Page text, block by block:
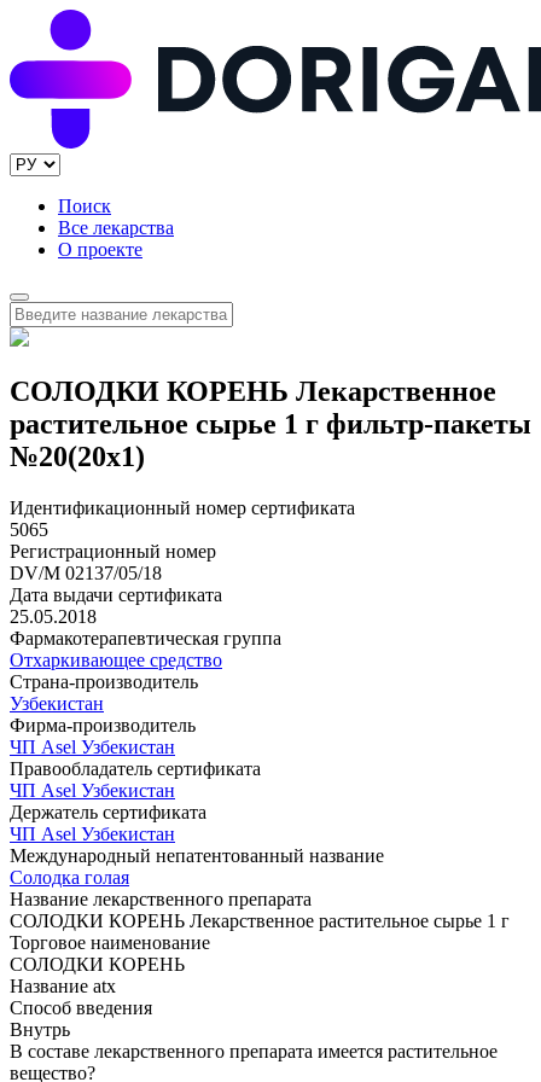
Поиск
Все лекарства
О проекте
СОЛОДКИ КОРЕНЬ Лекарственное
растительное сырье 1 г фильтр-пакеты
№20(20x1)
Идентификационный номер сертификата
5065
Регистрационный номер
DV/M 02137/05/18
Дата выдачи сертификата
25.05.2018
Фармакотерапевтическая группа
Отхаркивающее средство
Страна-производитель
Узбекистан
Фирма-производитель
ЧП Asel Узбекистан
Правообладатель сертификата
ЧП Asel Узбекистан
Держатель сертификата
ЧП Asel Узбекистан
Международный непатентованный название
Солодка голая
Название лекарственного препарата
СОЛОДКИ КОРЕНЬ Лекарственное растительное сырье 1 г
Торговое наименование
СОЛОДКИ КОРЕНЬ
Название atx
Способ введения
Внутрь
В составе лекарственного препарата имеется растительное
вещество?